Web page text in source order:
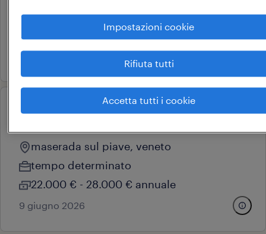
tempo determinato
18.000 € - 22.000 € annuale
27 luglio 2026
operational
maserada sul piave, veneto
tempo determinato
22.000 € - 28.000 € annuale
9 giugno 2026
Impostazioni cookie
Rifiuta tutti
Accetta tutti i cookie